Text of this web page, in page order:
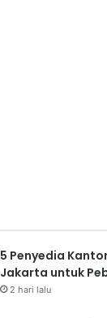
5 Penyedia
Jakarta untuk
2 hari lalu